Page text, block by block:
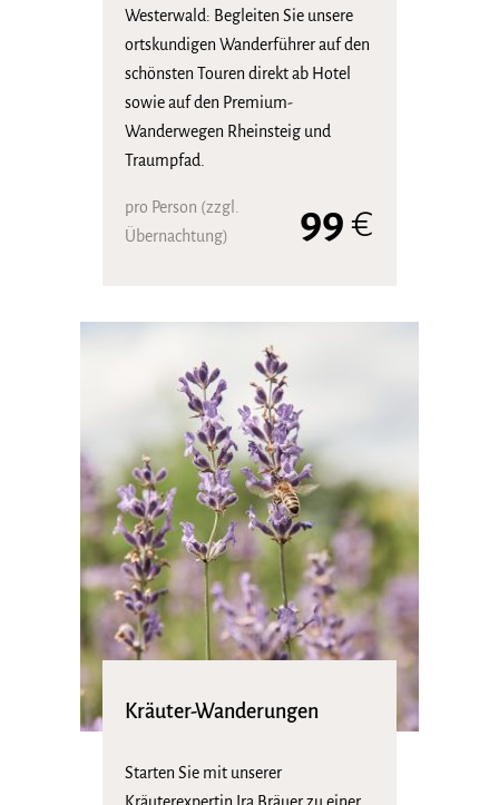
Westerwald: Begleiten Sie unsere
ortskundigen Wanderführer auf den
schönsten Touren direkt ab Hotel
sowie auf den Premium-
Wanderwegen Rheinsteig und
Traumpfad.
pro Person (zzgl.
Übernachtung)
99€
Kräuter-Wanderungen
Starten Sie mit unserer